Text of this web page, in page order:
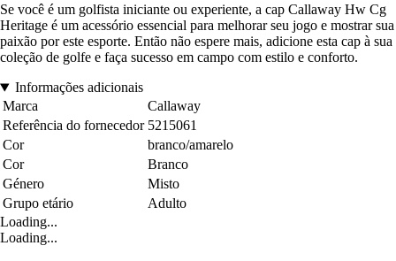
Se você é um golfista iniciante ou experiente, a cap Callaway Hw Cg
Heritage é um acessório essencial para melhorar seu jogo e mostrar sua
paixão por este esporte. Então não espere mais, adicione esta cap à sua
coleção de golfe e faça sucesso em campo com estilo e conforto.
Informações adicionais
Marca
Callaway
Referência do fornecedor 5215061
Cor
branco/amarelo
Cor
Branco
Género
Misto
Grupo etário
Adulto
Loading...
Loading...